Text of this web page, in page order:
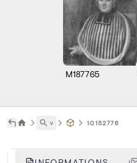
M187765
˅ 10152776